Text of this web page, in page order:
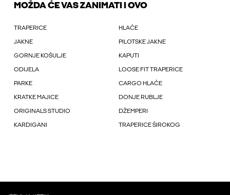
MOŽDA ĆE VAS ZANIMATI I OVO
TRAPERICE HLAČE
JAKNE PILOTSKE JAKNE
GORNJE KOŠULJE KAPUTI
ODIJELA LOOSE FIT TRAPERICE
PARKE CARGO HLAČE
KRATKE MAJICE DONJE RUBLJE
ORIGINALS STUDIO DŽEMPERI
KARDIGANI TRAPERICE ŠIROKOG